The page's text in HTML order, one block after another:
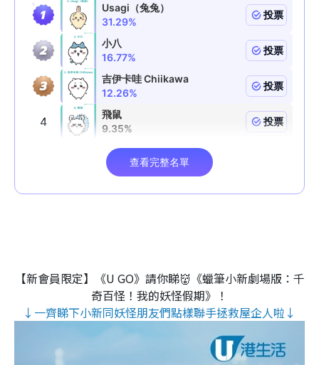
【新會員限定】《U GO》請你睇👹《蠟筆小新劇場版：千
奇百怪！我的妖怪假期》！
↓一齊睇下小新同妖怪朋友們點樣聯手拯救屋企人啦↓